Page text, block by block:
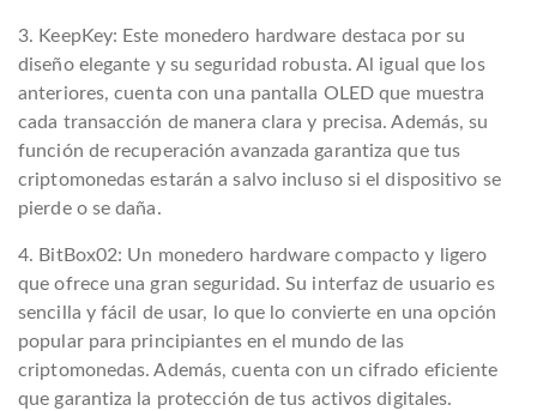
3. KeepKey: Este monedero hardware destaca por su
diseño elegante y su seguridad robusta. Al igual que los
anteriores, cuenta con una pantalla OLED que muestra
cada transacción de manera clara y precisa. Además, su
función de recuperación avanzada garantiza que tus
criptomonedas estarán a salvo incluso si el dispositivo se
pierde o se daña.
4. BitBox02: Un monedero hardware compacto y ligero
que ofrece una gran seguridad. Su interfaz de usuario es
sencilla y fácil de usar, lo que lo convierte en una opción
popular para principiantes en el mundo de las
criptomonedas. Además, cuenta con un cifrado eficiente
que garantiza la protección de tus activos digitales.